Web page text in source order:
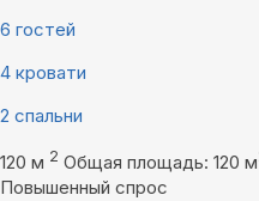
6 гостей
4 кровати
2 спальни
120 м 2 Общая площадь: 120 м
Повышенный спрос